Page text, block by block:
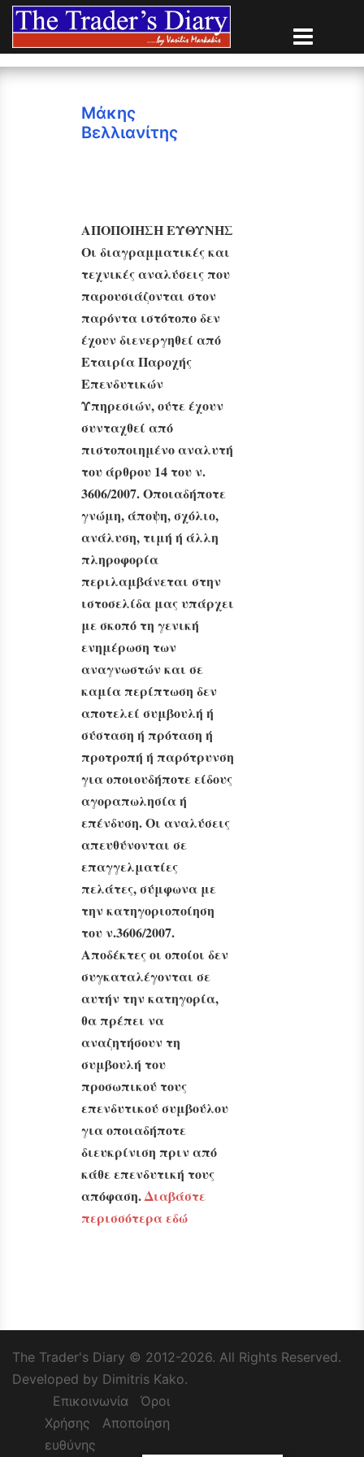
Skip
content
Μάκης
Βελλιανίτης
ΑΠΟΠΟΙΗΣΗ ΕΥΘΥΝΗΣ
Οι διαγραμματικές και
τεχνικές αναλύσεις που
παρουσιάζονται στον
παρόντα ιστότοπο δεν
έχουν διενεργηθεί από
Εταιρία Παροχής
Επενδυτικών
Υπηρεσιών, ούτε έχουν
συνταχθεί από
πιστοποιημένο αναλυτή
του άρθρου 14 του ν.
3606/2007. Οποιαδήποτε
γνώμη, άποψη, σχόλιο,
ανάλυση, τιμή ή άλλη
πληροφορία
περιλαμβάνεται στην
ιστοσελίδα μας υπάρχει
με σκοπό τη γενική
ενημέρωση των
αναγνωστών και σε
καμία περίπτωση δεν
αποτελεί συμβουλή ή
σύσταση ή πρόταση ή
προτροπή ή παρότρυνση
για οποιουδήποτε είδους
αγοραπωλησία ή
επένδυση. Οι αναλύσεις
απευθύνονται σε
επαγγελματίες
πελάτες, σύμφωνα με
την κατηγοριοποίηση
του ν.3606/2007.
Αποδέκτες οι οποίοι δεν
συγκαταλέγονται σε
αυτήν την κατηγορία,
θα πρέπει να
αναζητήσουν τη
συμβουλή του
προσωπικού τους
επενδυτικού συμβούλου
για οποιαδήποτε
διευκρίνιση πριν από
κάθε επενδυτική τους
απόφαση.Διαβάστε
περισσότερα εδώ
The Trader's Diary © 2012-2026. All Rights Reserved.
Developed by Dimitris Kako.
Επικοινωνία
Όροι
Χρήσης
Αποποίηση
ευθύνης